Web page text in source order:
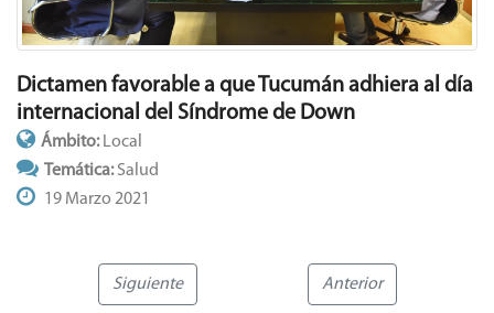
Dictamen favorable a que Tucumán adhiera al día
internacional del Síndrome de Down
Ámbito: Local
Temática:Salud
19 Marzo 2021
Siguiente Anterior